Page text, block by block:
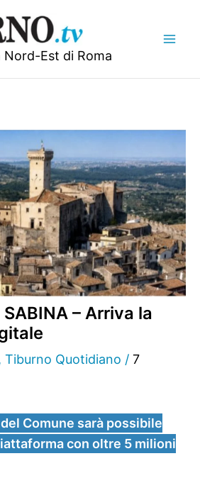
Est di Roma
SABINA – Arriva la
Tiburno Quotidiano / 7
Comune sarà possibile
con oltre 5 milioni